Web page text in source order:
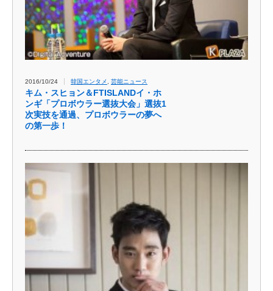
2016/10/24 韓国エンタメ 芸能ニュース
キム・スヒョン＆FTISLANDイ・ホ
ンギ「プロボウラー選抜大会」選抜1
次実技を通過、プロボウラーの夢へ
の第一歩！